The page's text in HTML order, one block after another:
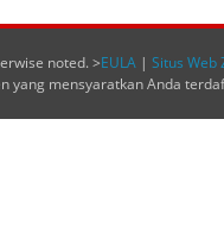
noted. >EULA | Situs Web
yang mensyaratkan Anda